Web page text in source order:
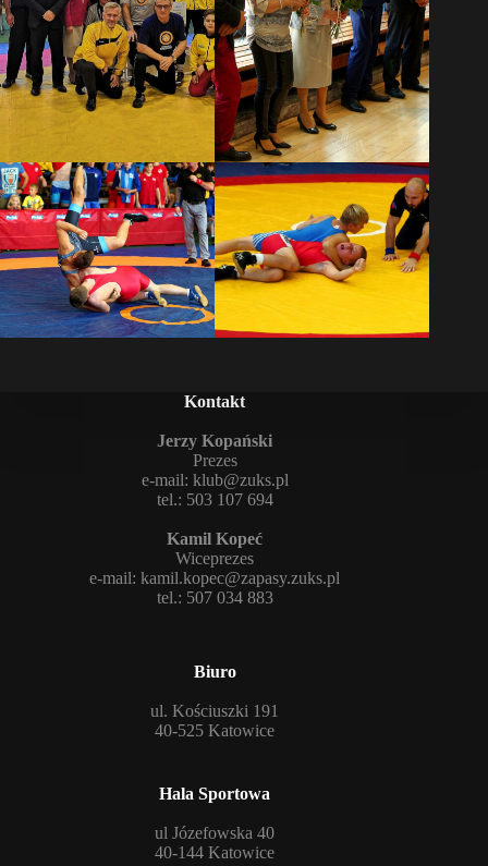
Kontakt
Jerzy Kopański
Prezes
e-mail: klub@zuks.pl
tel.: 503 107 694
Kamil Kopeć
Wiceprezes
e-mail:kamil.kopec@zapasy.zuks.pl
tel.: 507 034 883
Biuro
ul. Kościuszki 191
40-525 Katowice
Hala Sportowa
ul Józefowska 40
40-144 Katowice